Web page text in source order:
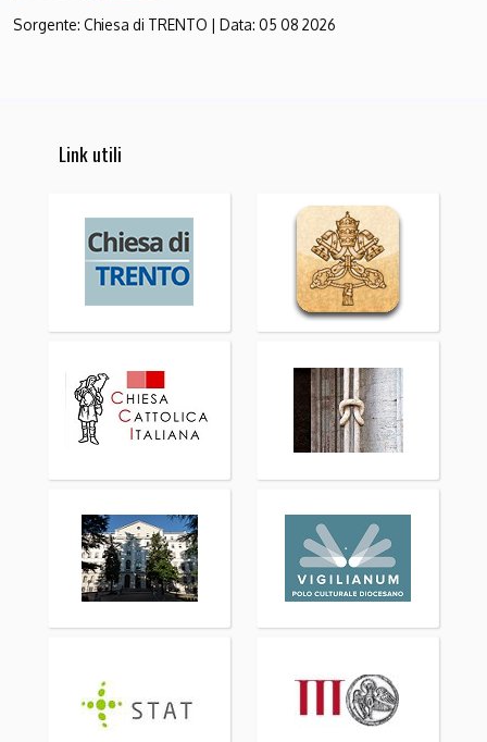
Sorgente: Chiesa di TRENTO | Data: 05 08 2026
Link utili